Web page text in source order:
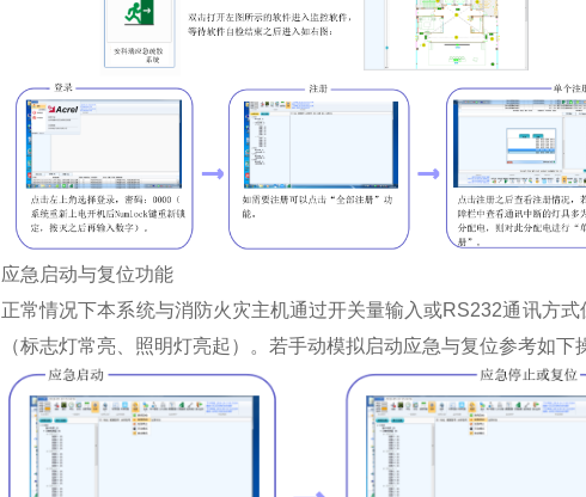
应急启动与复位功能
正常情况下本系统与消防火灾主机通过开关量输入或RS232通讯方
（标志灯常亮、照明灯亮起）。若手动模拟启动应急与复位参考如下